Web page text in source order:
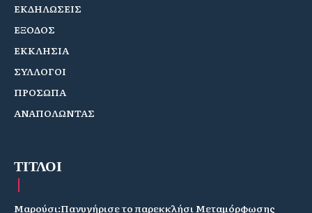
ΕΚΔΗΛΩΣΕΙΣ
ΕΞΟΔΟΣ
ΕΚΚΛΗΣΙΑ
ΣΥΛΛΟΓΟΙ
ΠΡΟΣΩΠΑ
ΑΝΑΠΟΛΩΝΤΑΣ
ΤΙΤΛΟΙ
Μαρούσι:Πανυγήρισε το παρεκκλήσι Μεταμόρφωσης